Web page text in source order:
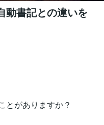
動書記との違いを
とがありますか？